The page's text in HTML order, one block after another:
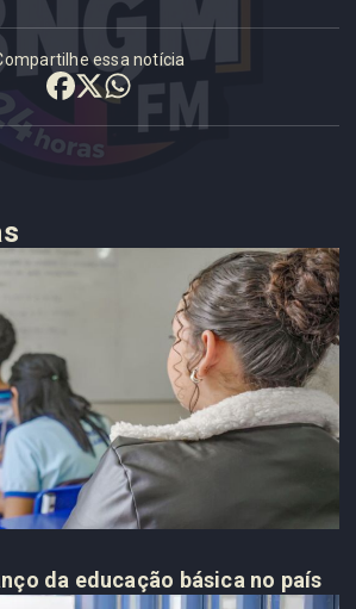
essa notícia
da educação básica no país